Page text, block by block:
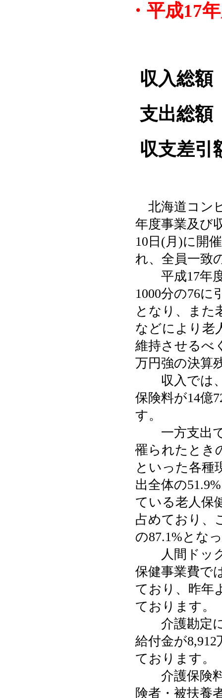
・ 平成17
収入総額
支出総額
収支差引
北海道コン
年度事業及び
10日(月)に開
れ、全員一致
平成17年度
1000分の76
となり、また
などにより老
維持させるべ
万円強の決算
収入では、
保険料が14億
す。
一方支出で
罹られたとき
といった各種
出全体の
ている老人保
占めており、
の87.1%とな
人間ドック
保健事業費で
ており、昨年
ております。
介護勘定に
給付金が
ております。
介護保険料
険者・被扶養